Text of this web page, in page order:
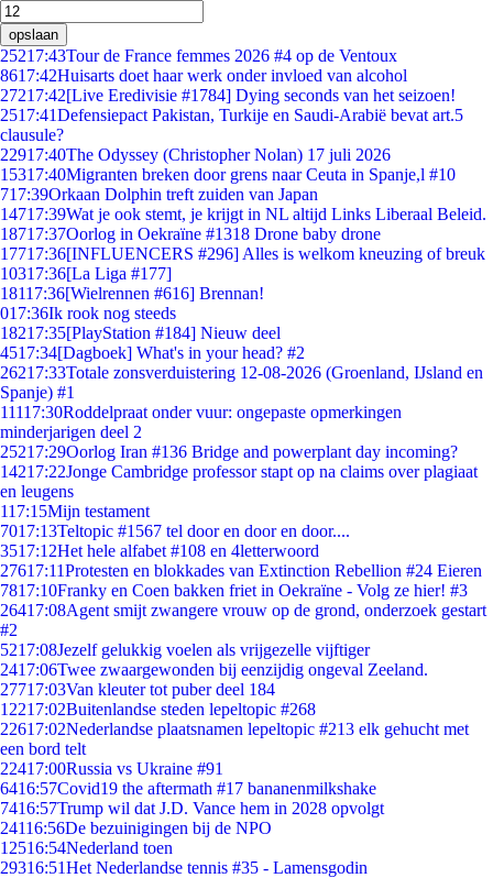
opslaan
25217:43Tour de France femmes 2026 #4 op de Ventoux
8617:42Huisarts doet haar werk onder invloed van alcohol
27217:42[Live Eredivisie #1784] Dying seconds van het seizoen!
2517:41Defensiepact Pakistan, Turkije en Saudi-Arabië bevat art.5
clausule?
22917:40The Odyssey (Christopher Nolan) 17 juli 2026
15317:40Migranten breken door grens naar Ceuta in Spanje,l #10
717:39Orkaan Dolphin treft zuiden van Japan
14717:39Wat je ook stemt, je krijgt in NL altijd Links Liberaal Beleid.
18717:37Oorlog in Oekraïne #1318 Drone baby drone
17717:36[INFLUENCERS #296] Alles is welkom kneuzing of breuk
10317:36[La Liga #177]
18117:36[Wielrennen #616] Brennan!
017:36Ik rook nog steeds
18217:35[PlayStation #184] Nieuw deel
4517:34[Dagboek] What's in your head? #2
26217:33Totale zonsverduistering 12-08-2026 (Groenland, IJsland en
Spanje) #1
11117:30Roddelpraat onder vuur: ongepaste opmerkingen
minderjarigen deel 2
25217:29Oorlog Iran #136 Bridge and powerplant day incoming?
14217:22Jonge Cambridge professor stapt op na claims over plagiaat
en leugens
117:15Mijn testament
7017:13Teltopic #1567 tel door en door en door....
3517:12Het hele alfabet #108 en 4letterwoord
27617:11Protesten en blokkades van Extinction Rebellion #24 Eieren
7817:10Franky en Coen bakken friet in Oekraïne - Volg ze hier! #3
26417:08Agent smijt zwangere vrouw op de grond, onderzoek gestart
#2
5217:08Jezelf gelukkig voelen als vrijgezelle vijftiger
2417:06Twee zwaargewonden bij eenzijdig ongeval Zeeland.
27717:03Van kleuter tot puber deel 184
12217:02Buitenlandse steden lepeltopic #268
22617:02Nederlandse plaatsnamen lepeltopic #213 elk gehucht met
een bord telt
22417:00Russia vs Ukraine #91
6416:57Covid19 the aftermath #17 bananenmilkshake
7416:57Trump wil dat J.D. Vance hem in 2028 opvolgt
24116:56De bezuinigingen bij de NPO
12516:54Nederland toen
29316:51Het Nederlandse tennis #35 - Lamensgodin